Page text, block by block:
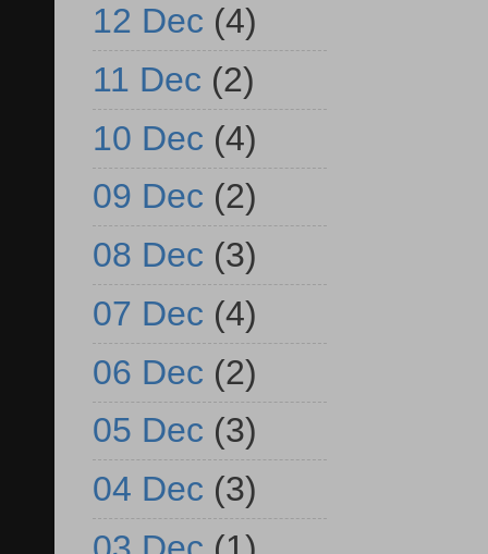
12 Dec (4)
11 Dec (2)
10 Dec (4)
09 Dec (2)
08 Dec (3)
07 Dec (4)
06 Dec (2)
05 Dec (3)
04 Dec (3)